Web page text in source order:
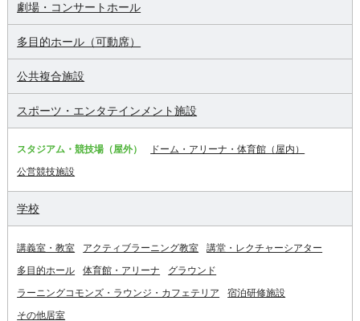
劇場・コンサートホール
多目的ホール（可動席）
公共複合施設
スポーツ・エンタテインメント施設
スタジアム・競技場（屋外）
ドーム・アリーナ・体育館（屋内）
公営競技施設
学校
講義室・教室 アクティブラーニング教室
講堂・レクチャーシアター
多目的ホール
体育館・アリーナ
グラウンド
ラーニングコモンズ・ラウンジ・カフェテリア
宿泊研修施設
その他居室